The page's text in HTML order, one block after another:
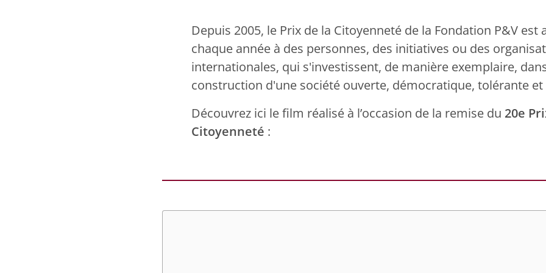
Depuis 2005, le Prix de la Citoyenneté de la Fondation P&V est
chaque année à des personnes, des initiatives ou des
internationales, qui s'investissent, de manière exemplaire,
construction d'une société ouverte, démocratique, tolérante
Découvrez ici le film réalisé à l’occasion de la remise du 20e
Citoyenneté :